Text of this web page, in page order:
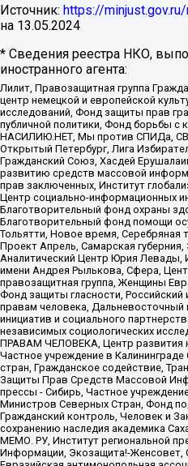
Источник: https://
на 13.05.2024
* Сведения реестра НКО,
иностранного агента:
Лилит, Правозащитная группа
центр немецкой и европейской
исследований, Фонд защиты прав
публичной политики, Фонд борьбы с
НАСИЛИЮ.НЕТ, Мы против СПИДа,
Открытый Петербург, Лига
Гражданский Союз, Хасдей
развитию средств массовой
прав заключенных, Институт
Центр социально-информационных
Благотворительный фонд охраны
Благотворительный фонд помощи
Тольятти, Новое время, Серебряная
Проект Апрель, Самарская
Аналитический Центр Юрия Левады,
имени Андрея Рылькова, Сфера,
правозащитная группа, Женщины
Фонд защиты гласности, Российский
правам человека, Дальневосточный
инициатив и социального
независимых социологических
ПРАВАМ ЧЕЛОВЕКА, Центр развития
Частное учреждение в
стран, Гражданское содействие,
Защиты Прав Средств Массовой
прессы - Сибирь, Частное
Министров Северных Стран, Фонд
Гражданский контроль, Человек и
сохранению наследия академика
МЕМО. РУ, Институт региональной
Информации, Экозащита!-Женсовет,